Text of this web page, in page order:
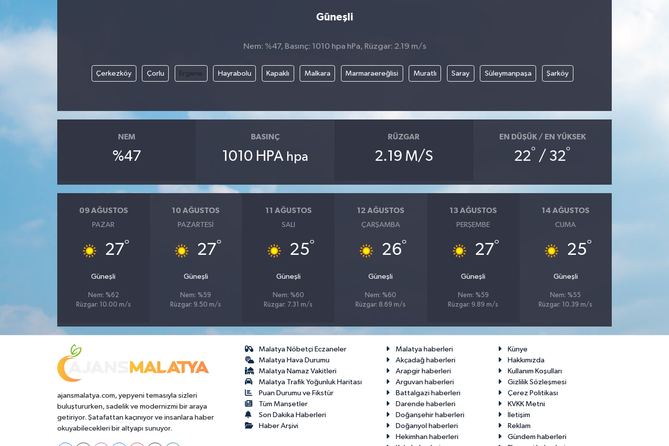
Güneşli
Nem: %47, Basınç: 1010 hpa hPa, Rüzgar: 2.19 m/s
Çerkezköy Çorlu Ergene Hayrabolu Kapaklı Malkara Marmaraereğlisi Muratlı Saray Süleymanpaşa Şarköy
NEM
%47
BASINÇ
1010 HPA hpa
RÜZGAR
2.19 M/S
EN DÜŞÜK / EN YÜKSEK
22° / 32°
09 AĞUSTOS
PAZAR
27°
Güneşli
Nem: %62
Rüzgar: 10.00 m/s
10 AĞUSTOS
PAZARTESI
27°
Güneşli
Nem: %59
Rüzgar: 9.50 m/s
11 AĞUSTOS
SALI
25°
Güneşli
Nem: %60
Rüzgar: 7.31 m/s
12 AĞUSTOS
ÇARŞAMBA
26°
Güneşli
Nem: %60
Rüzgar: 8.69 m/s
13 AĞUSTOS
PERŞEMBE
27°
Güneşli
Nem: %59
Rüzgar: 9.89 m/s
14 AĞUSTOS
CUMA
25°
Güneşli
Nem: %55
Rüzgar: 10.39 m/s
ajansmalatya.com, yepyeni temasıyla sizleri
buluştururken, sadelik ve modernizmi bir araya
getiriyor. Şatafattan kaçınıyor ve insanlara haber
okuyabilecekleri bir altyapı sunuyor.
Malatya Nöbetçi Eczaneler
Malatya Hava Durumu
Malatya Namaz Vakitleri
Malatya Trafik Yoğunluk Haritası
Puan Durumu ve Fikstür
Tüm Manşetler
Son Dakika Haberleri
Haber Arşivi
Malatya haberleri
Künye
Akçadağ haberleri
Hakkımızda
Arapgir haberleri
Kullanım Koşulları
Arguvan haberleri
Gizlilik Sözleşmesi
Battalgazi haberleri
Çerez Politikası
Darende haberleri
KVKK Metni
Doğanşehir haberleri
İletişim
Doğanyol haberleri
Reklam
Hekimhan haberleri
Gündem haberleri